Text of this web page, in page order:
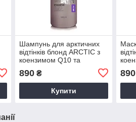
Шампунь для арктичних
відтінків блонд ARCTIC з
коензимом Q10 та
церамідом NG 1000 мл,
Mirella Professional Your
BLONDesty
890₴
Купити
890